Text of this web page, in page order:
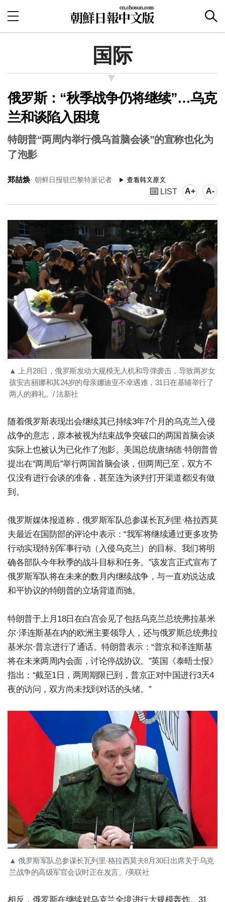
国际
俄罗斯：“秋季战争仍将继续”…乌克
兰和谈陷入困境
特朗普“两周内举行俄乌首脑会谈”的宣称也化为
了泡影
郑喆焕 朝鲜日报驻巴黎特派记者
LIST A+ A-
▲ 上月28日，俄罗斯发动大规模无人机和导弹袭击，导致两岁女
孩安吉丽娜和其24岁的母亲娜迪亚不幸遇难，31日在基辅举行了
两人的葬礼。/ 法新社
随着俄罗斯表现出会继续其已持续3年7个月的乌克兰入侵
战争的意志，原本被视为结束战争突破口的两国首脑会谈
实际上也被认为已化作了泡影。美国总统唐纳德·特朗普曾
提出在“两周后”举行两国首脑会谈，但两周已至，双方不
仅没有进行会谈的准备，甚至连为谈判打开渠道都没有做
到。
俄罗斯媒体报道称，俄罗斯军队总参谋长瓦列里·格拉西莫
夫最近在国防部的评论中表示：“我军将继续通过更多攻势
行动实现特别军事行动（入侵乌克兰）的目标。我们将明
确各部队今年秋季的战斗目标和任务。”该发言正式宣布了
俄罗斯军队将在未来的数月内继续战争，与一直劝说达成
和平协议的特朗普的立场背道而驰。
特朗普于上月18日在白宫会见了包括乌克兰总统弗拉基米
尔·泽连斯基在内的欧洲主要领导人，还与俄罗斯总统弗拉
基米尔·普京进行了通话。特朗普表示：“普京和泽连斯基
将在未来两周内会面，讨论停战协议。”英国《泰晤士报》
指出：“截至1日，两周期限已到，普京正对中国进行3天4
夜的访问，双方尚未找到对话的头绪。”
▲ 俄罗斯军队总参谋长瓦列里·格拉西莫夫8月30日出席关于乌克
兰战争的高级军官会议时正在发言。/美联社
相反，俄罗斯在继续对乌克兰全境进行大规模轰炸。31